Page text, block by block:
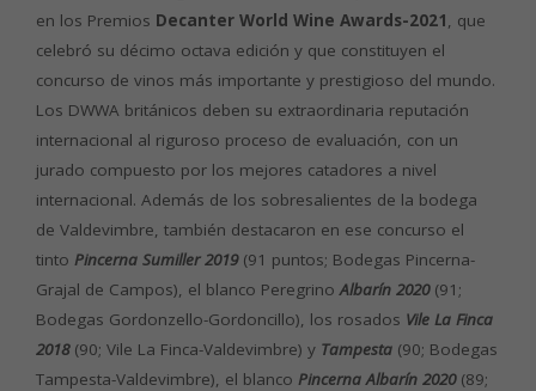
en los Premios Decanter World Wine Awards-2021, que
celebró su décimo octava edición y que constituyen el
concurso de vinos más importante y prestigioso del mundo.
Los DWWA británicos deben su extraordinaria reputación
internacional al riguroso proceso de evaluación, con un
jurado compuesto por los mejores catadores a nivel
internacional. Además de los sobresalientes de la bodega
de Valdevimbre, también destacaron en ese concurso el
tinto Pincerna Sumiller 2019(91 puntos; Bodegas Pincerna-
Grajal de Campos), el blanco PeregrinoAlbarín 2020(91;
Bodegas Gordonzello-Gordoncillo), los rosados Vile La Finca
2018(90; Vile La Finca-Valdevimbre) y Tampesta (90; Bodegas
Tampesta-Valdevimbre), el blanco Pincerna Albarín 2020(89;